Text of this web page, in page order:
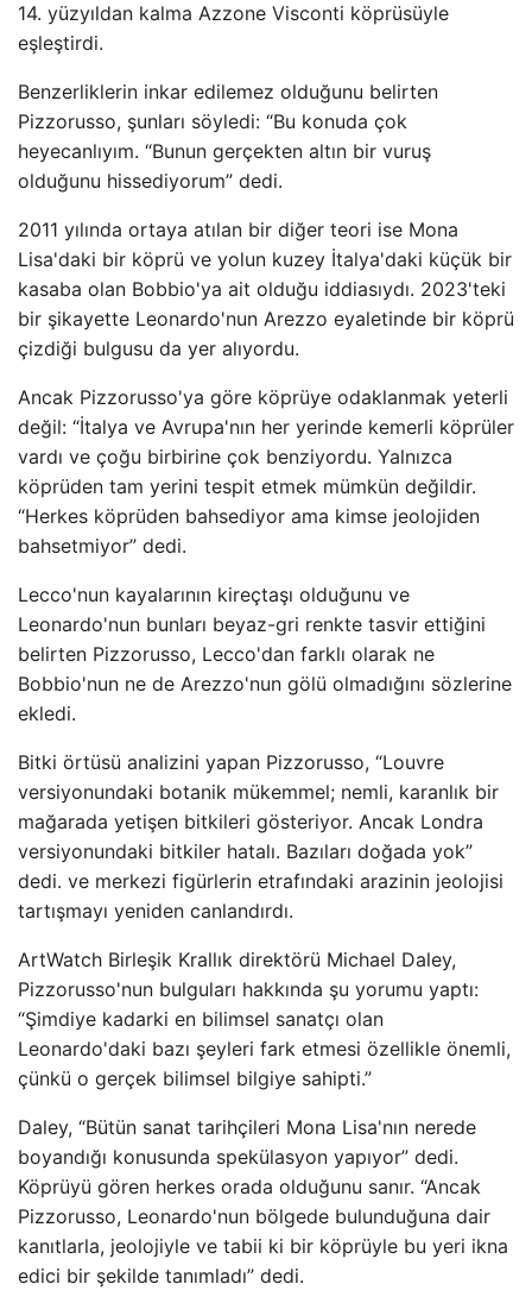
14. yüzyıldan kalma Azzone Visconti köprüsüyle
eşleştirdi.
Benzerliklerin inkar edilemez olduğunu belirten
Pizzorusso, şunları söyledi: “Bu konuda çok
heyecanlıyım. “Bunun gerçekten altın bir vuruş
olduğunu hissediyorum” dedi.
2011 yılında ortaya atılan bir diğer teori ise Mona
Lisa'daki bir köprü ve yolun kuzey İtalya'daki küçük bir
kasaba olan Bobbio'ya ait olduğu iddiasıydı. 2023'teki
bir şikayette Leonardo'nun Arezzo eyaletinde bir köprü
çizdiği bulgusu da yer alıyordu.
Ancak Pizzorusso'ya göre köprüye odaklanmak yeterli
değil: “İtalya ve Avrupa'nın her yerinde kemerli köprüler
vardı ve çoğu birbirine çok benziyordu. Yalnızca
köprüden tam yerini tespit etmek mümkün değildir.
“Herkes köprüden bahsediyor ama kimse jeolojiden
bahsetmiyor” dedi.
Lecco'nun kayalarının kireçtaşı olduğunu ve
Leonardo'nun bunları beyaz-gri renkte tasvir ettiğini
belirten Pizzorusso, Lecco'dan farklı olarak ne
Bobbio'nun ne de Arezzo'nun gölü olmadığını sözlerine
ekledi.
Bitki örtüsü analizini yapan Pizzorusso, “Louvre
versiyonundaki botanik mükemmel; nemli, karanlık bir
mağarada yetişen bitkileri gösteriyor. Ancak Londra
versiyonundaki bitkiler hatalı. Bazıları doğada yok”
dedi. ve merkezi figürlerin etrafındaki arazinin jeolojisi
tartışmayı yeniden canlandırdı.
ArtWatch Birleşik Krallık direktörü Michael Daley,
Pizzorusso'nun bulguları hakkında şu yorumu yaptı:
“Şimdiye kadarki en bilimsel sanatçı olan
Leonardo'daki bazı şeyleri fark etmesi özellikle önemli,
çünkü o gerçek bilimsel bilgiye sahipti.”
Daley, “Bütün sanat tarihçileri Mona Lisa'nın nerede
boyandığı konusunda spekülasyon yapıyor” dedi.
Köprüyü gören herkes orada olduğunu sanır. “Ancak
Pizzorusso, Leonardo'nun bölgede bulunduğuna dair
kanıtlarla, jeolojiyle ve tabii ki bir köprüyle bu yeri ikna
edici bir şekilde tanımladı” dedi.